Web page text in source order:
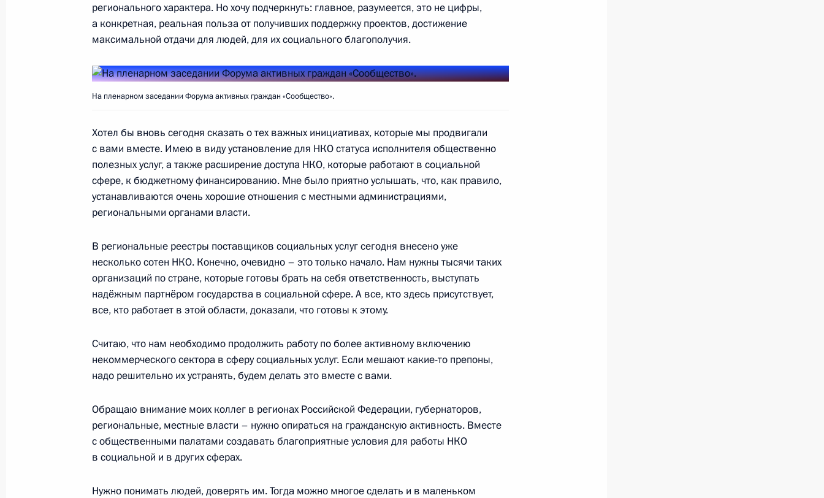
Форум активных граждан «Сообщество»
3 ноября 2017 года, 14:20 Москва
9
2 ноября 2017 года, четверг
Макроном
2 ноября 2017 года, 22:50
Рабочая встреча с губернатором Мурманской области Мариной
2 ноября 2017 года, 17:45 Московская область, Ново-Огарёво
Телефонный разговор с Президентом Казахстана Нурсултаном
Назарбаевым
2 ноября 2017 года, 16:45
регионального характера. Но хочу подчеркнуть: главное, разумеется, это не цифры,
а конкретная, реальная польза от получивших поддержку проектов, достижение
максимальной отдачи для людей, для их социального благополучия.
На пленарном заседании Форума активных граждан «Сообщество».
Хотел бы вновь сегодня сказать о тех важных инициативах, которые мы продвигали
с вами вместе. Имею в виду установление для НКО статуса исполнителя общественно
полезных услуг, а также расширение доступа НКО, которые работают в социальной
сфере, к бюджетному финансированию. Мне было приятно услышать, что, как правило,
устанавливаются очень хорошие отношения с местными администрациями,
региональными органами власти.
В региональные реестры поставщиков социальных услуг сегодня внесено уже
несколько сотен НКО. Конечно, очевидно – это только начало. Нам нужны тысячи таких
организаций по стране, которые готовы брать на себя ответственность, выступать
надёжным партнёром государства в социальной сфере. А все, кто здесь присутствует,
все, кто работает в этой области, доказали, что готовы к этому.
Считаю, что нам необходимо продолжить работу по более активному включению
некоммерческого сектора в сферу социальных услуг. Если мешают какие-то препоны,
надо решительно их устранять, будем делать это вместе с вами.
Обращаю внимание моих коллег в регионах Российской Федерации, губернаторов,
региональные, местные власти – нужно опираться на гражданскую активность. Вместе
с общественными палатами создавать благоприятные условия для работы НКО
в социальной и в других сферах.
Нужно понимать людей, доверять им. Тогда можно многое сделать и в маленьком